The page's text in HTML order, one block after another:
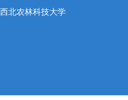
西北农林科技大学